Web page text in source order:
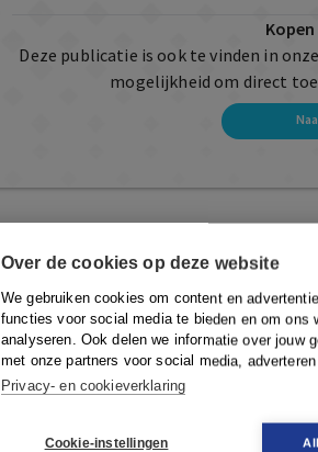
Over de cookies op deze website
We gebruiken cookies om content en
functies voor social media te bieden en om ons
analyseren. Ook delen we informatie over jouw
met onze partners voor social media,
Privacy- en cookieverklaring
Cookie-instellingen
Deze publicatie is ook te vinden in
mogelijkheid om direct